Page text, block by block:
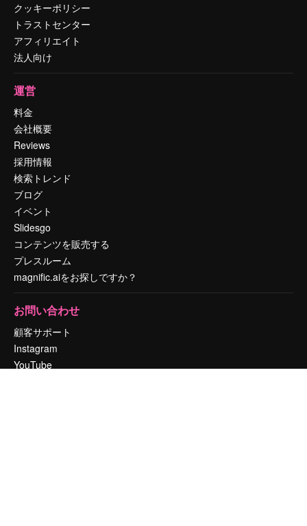
クッキーポリシー
トラストセンター
アフィリエイト
法人向け
運営
料金
会社概要
Reviews
採用情報
検索トレンド
ブログ
イベント
Slidesgo
コンテンツを販売する
プレスルーム
magnific.aiをお探しですか？
お問い合わせ
顧客サポート
Instagram
YouTube